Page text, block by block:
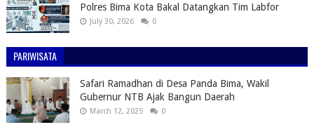
Polres Bima Kota Bakal Datangkan Tim Labfor
July 30, 2026 0
PARIWISATA
Safari Ramadhan di Desa Panda Bima, Wakil
Gubernur NTB Ajak Bangun Daerah
March 12, 2025 0